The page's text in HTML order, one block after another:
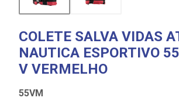
COLETE SALVA VIDAS
NAUTICA ESPORTIVO
V VERMELHO
55VM